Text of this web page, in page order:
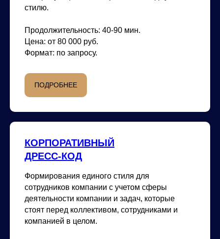
стилю.
Продолжительность: 40-90 мин.
Цена: от 80 000 руб.
Формат: по запросу.
ПОДРОБНЕЕ
КОРПОРАТИВНЫЙ
ДРЕСС-КОД
Формирования единого стиля для
сотрудников компании с учетом сферы
деятельности компании и задач, которые
стоят перед коллективом, сотрудниками и
компанией в целом.